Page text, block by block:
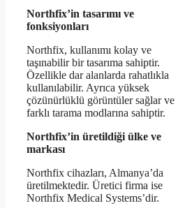
Northfix’in tasarımı ve
fonksiyonları
Northfix, kullanımı kolay ve
taşınabilir bir tasarıma sahiptir.
Özellikle dar alanlarda rahatlıkla
kullanılabilir. Ayrıca yüksek
çözünürlüklü görüntüler sağlar ve
farklı tarama modlarına sahiptir.
Northfix’in üretildiği ülke ve
markası
Northfix cihazları, Almanya’da
üretilmektedir. Üretici firma ise
Northfix Medical Systems’dir.